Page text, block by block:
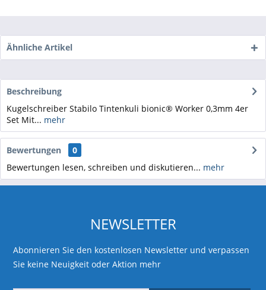
Ähnliche Artikel
Beschreibung
Kugelschreiber Stabilo Tintenkuli bionic® Worker 0,3mm 4er
Set Mit... mehr
Bewertungen
0
Bewertungen lesen, schreiben und diskutieren... mehr
NEWSLETTER
Abonnieren Sie den kostenlosen Newsletter und verpassen
Sie keine Neuigkeit oder Aktion mehr